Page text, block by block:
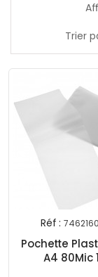
Trier
Réf :
Pochette
A4 80Mic